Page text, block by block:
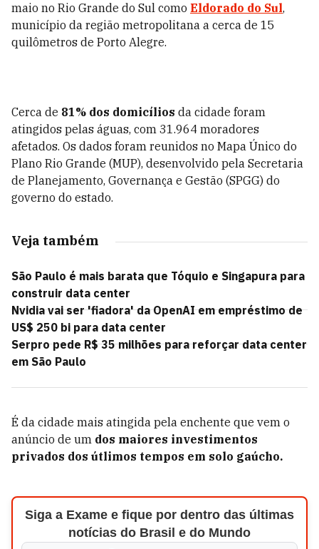
maio no Rio Grande do Sul como Eldorado do Sul,
município da região metropolitana a cerca de 15
quilômetros de Porto Alegre.
Cerca de 81% dos domicílios da cidade foram
atingidos pelas águas, com 31.964 moradores
afetados. Os dados foram reunidos no Mapa Único do
Plano Rio Grande (MUP), desenvolvido pela Secretaria
de Planejamento, Governança e Gestão (SPGG) do
governo do estado.
Veja também
São Paulo é mais barata que Tóquio e Singapura para
construir data center
Nvidia vai ser 'fiadora' da OpenAI em empréstimo de
US$ 250 bi para data center
Serpro pede R$ 35 milhões para reforçar data center
em São Paulo
É da cidade mais atingida pela enchente que vem o
anúncio de um dos maiores investimentos
privados dos útlimos tempos em solo gaúcho.
Siga a Exame e fique por dentro das últimas
notícias do Brasil e do Mundo